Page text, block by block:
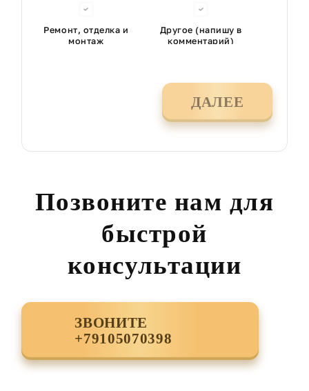
Ремонт, отделка и
монтаж
Другое (напишу в
комментарий)
ДАЛЕЕ
Позвоните нам для
быстрой
консультации
ЗВОНИТЕ
+79105070398